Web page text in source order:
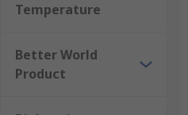
Temperature
Better World
Product